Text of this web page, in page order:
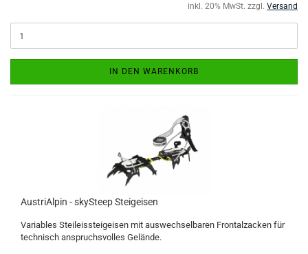
inkl. 20% MwSt. zzgl. Versand
IN DEN WARENKORB
AustriAlpin - skySteep Steigeisen
Variables Steileissteigeisen mit auswechselbaren Frontalzacken für
technisch anspruchsvolles Gelände.